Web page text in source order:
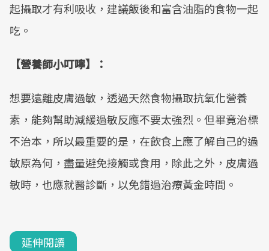
起攝取才有利吸收，建議飯後和富含油脂的食物一起
吃。
【營養師小叮嚀】：
想要遠離皮膚過敏，透過天然食物攝取抗氧化營養
素，能夠幫助減緩過敏反應不要太強烈。但畢竟治標
不治本，所以最重要的是，在飲食上應了解自己的過
敏原為何，盡量避免接觸或食用，除此之外，皮膚過
敏時，也應就醫診斷，以免錯過治療黃金時間。
延伸閱讀